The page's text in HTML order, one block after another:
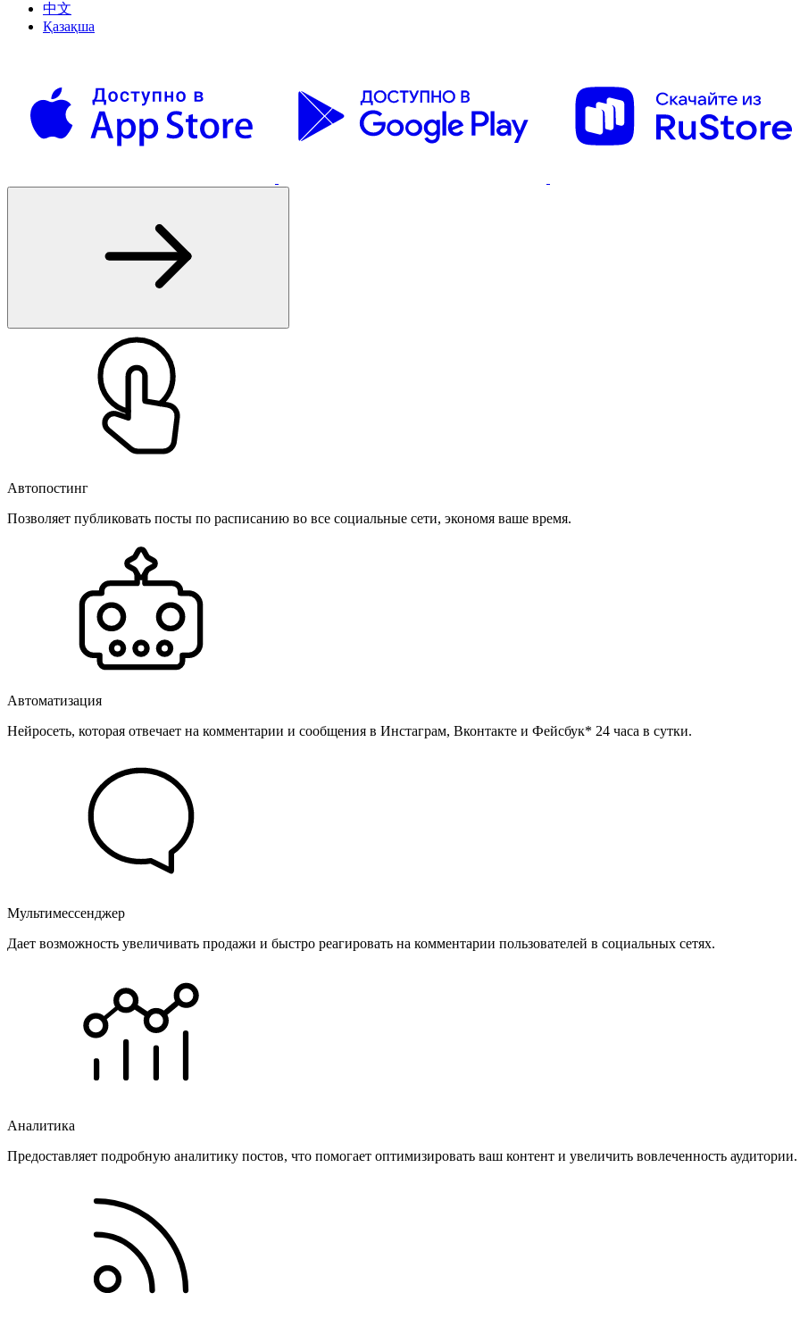
中文
Қазақша
Автопостинг
Позволяет публиковать посты по расписанию во все социальные сети, экономя ваше время.
Автоматизация
Нейросеть, которая отвечает на комментарии и сообщения в Инстаграм, Вконтакте и Фейсбук* 24 часа в сутки.
Мультимессенджер
Дает возможность увеличивать продажи и быстро реагировать на комментарии пользователей в социальных сетях.
Аналитика
Предоставляет подробную аналитику постов, что помогает оптимизировать ваш контент и увеличить вовлеченность аудитории.